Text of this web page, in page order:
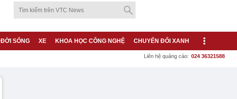
ĐỜI SỐNG XE KHOA HỌC CÔNG NGHỆ CHUYỂN ĐỔI XANH
Liên hệ quảng cáo: 024 36321588